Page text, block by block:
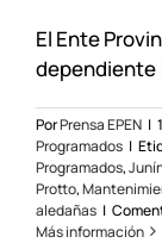
El Ente
dependiente
PorPrensa EPEN |
Programados |
Programados,
Protto,
aledañas |
Más información